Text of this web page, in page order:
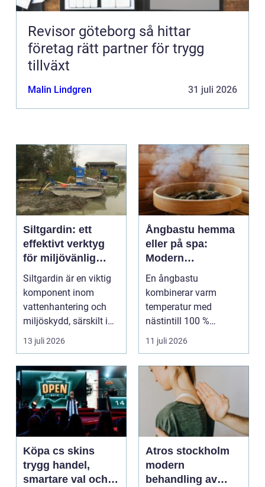
Revisor göteborg så hittar
företag rätt partner för trygg
tillväxt
Malin Lindgren 31 juli 2026
Siltgardin: ett
effektivt verktyg
för miljövänlig
vattenhantering
Siltgardin är en viktig
komponent inom
vattenhantering och
miljöskydd, särskilt i
verksamheter som i...
13 juli 2026
Ångbastu hemma
eller på spa:
Modern
återhämtning med
uråldrig logik
En ångbastu
kombinerar varm
temperatur med
nästintill 100 %
luftfuktighet för att
sk...
11 juli 2026
Köpa cs skins
trygg handel,
smartare val och
Atros stockholm
modern
behandling av